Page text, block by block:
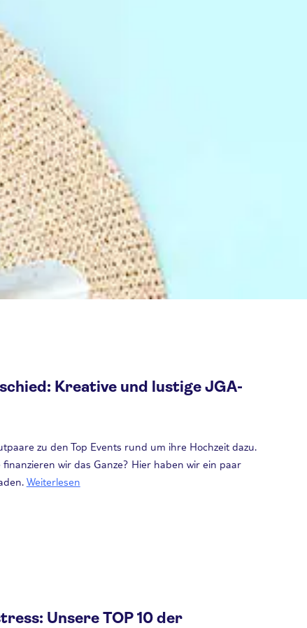
Kreative und lustige JGA-
zu den Top Events rund um ihre Hochzeit dazu.
wir das Ganze? Hier haben wir ein paar
Weiterlesen
Unsere TOP 10 der